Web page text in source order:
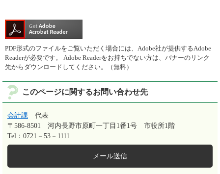
PDF形式のファイルをご覧いただく場合には、Adobe社が提供するAdobe
Readerが必要です。
Adobe Readerをお持ちでない方は、バナーのリンク
先からダウンロードしてください。（無料）
このページに関するお問い合わせ先
会計課
代表
〒586-8501
河内長野市原町一丁目1番1号 市役所1階
Tel：0721－53－1111
メール送信